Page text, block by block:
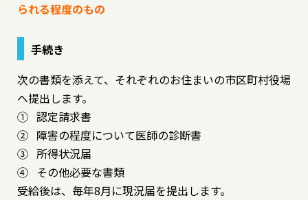
られる程度のもの
手続き
次の書類を添えて、それぞれのお住まいの市区町村役場
へ提出します。
① 認定請求書
② 障害の程度について医師の診断書
③ 所得状況届
④ その他必要な書類
受給後は、毎年8月に現況届を提出します。